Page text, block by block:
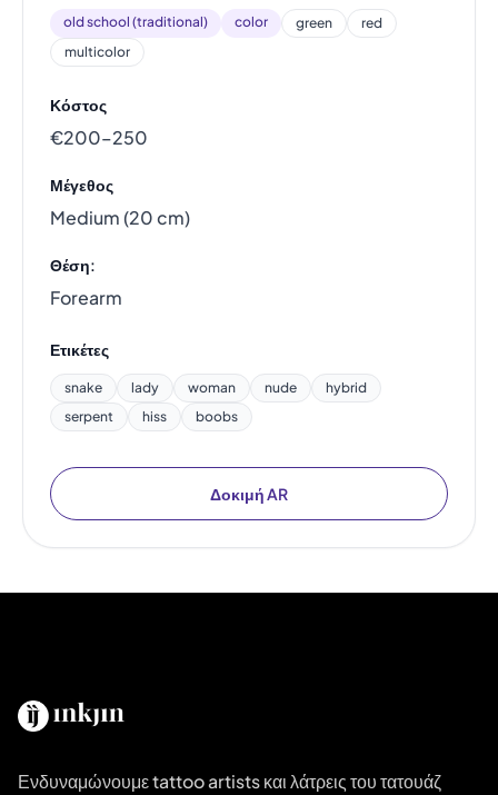
old school (traditional) color green
red
multicolor
Κόστος
€200–250
Μέγεθος
Medium (20 cm)
Θέση:
Forearm
Ετικέτες
snake lady woman nude
hybrid
serpent
hiss boobs
Δοκιμή AR
Ενδυναμώνουμε tattoo artists και λάτρεις του τατουάζ